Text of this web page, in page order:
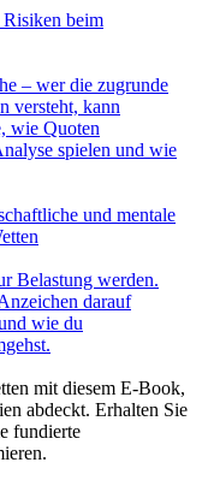
beim
– wer die zugrunde
versteht, kann
wie Quoten
spielen und wie
und mentale
Belastung werden.
darauf
wie du
mit diesem E-Book,
abdeckt. Erhalten Sie
fundierte